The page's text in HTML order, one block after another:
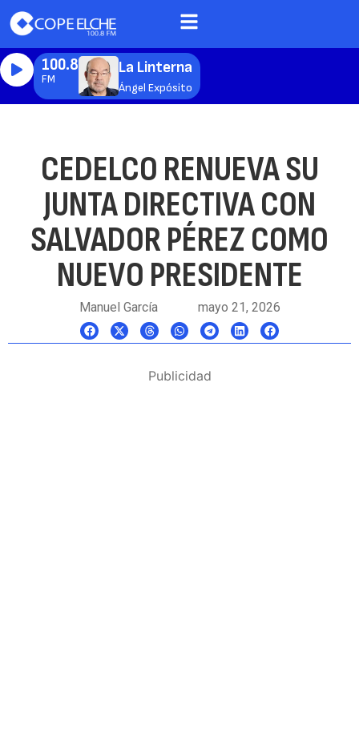
100.8
FM
La Linterna
Ángel Expósito
CEDELCO RENUEVA SU
JUNTA DIRECTIVA CON
SALVADOR PÉREZ COMO
NUEVO PRESIDENTE
Manuel García mayo 21, 2026
Publicidad